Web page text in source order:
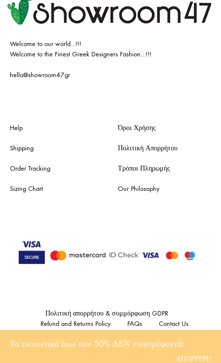
Τα εκπτωτικά άνω των 50% ΔΕΝ επιστρέφονται
ΑΠΌΡΡΙΨΗ
Welcome to our world…!!!
Welcome to the Finest Greek Designers Fashion…!!!
hello@showroom47.gr
Help
Shipping
Order Tracking
Sizing Chart
Όροι Χρήσης
Πολιτική Απορρήτου
Τρόποι Πληρωμής
Our Philosophy
©2023 Showroom47. All rights reserved Made with by DonDigital .gr
Πολιτική απορρήτου & συμμόρφωση GDPR
Refund and Returns Policy
FAQs Contact Us